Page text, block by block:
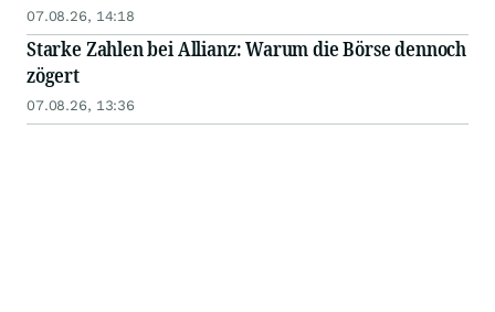
07.08.26, 14:18
Starke Zahlen bei Allianz: Warum die Börse dennoch
zögert
07.08.26, 13:36